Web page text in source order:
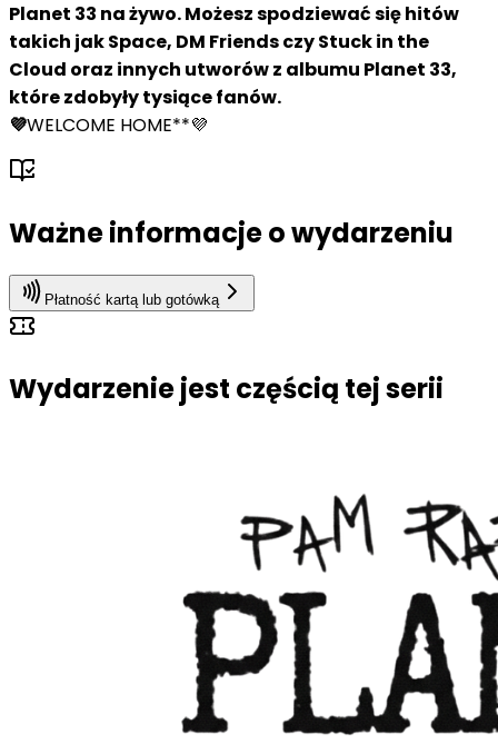
Planet 33 na żywo. Możesz spodziewać się hitów
takich jakSpace, DM FriendsczyStuck in the
Cloud oraz innych utworów z albumu Planet 33,
które zdobyły tysiące fanów.
💜WELCOME HOME**💜
Ważne informacje o wydarzeniu
Płatność kartą lub gotówką
Wydarzenie jest częścią tej serii